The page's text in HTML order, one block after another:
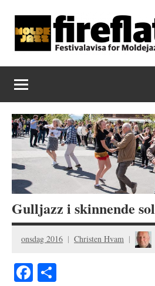
content
Fireflate
Gulljazz i skinnende sol
onsdag 2016 Christen Hvam
Facebook